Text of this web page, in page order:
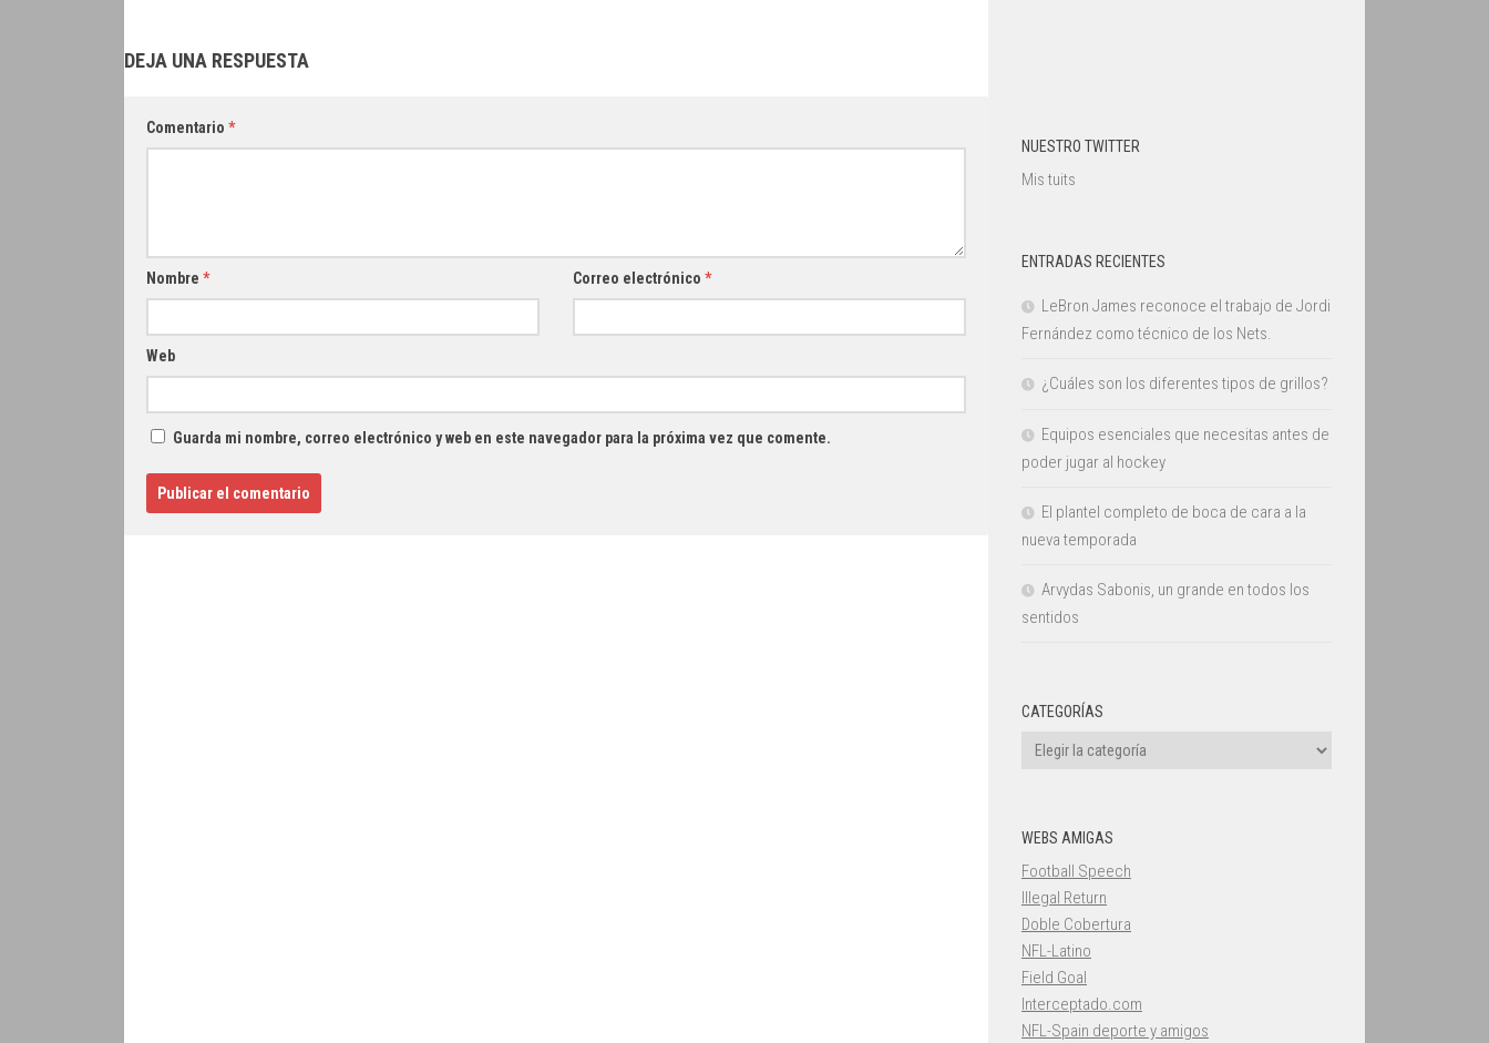
DEJA UNA RESPUESTA
Comentario *
Nombre * Correo electrónico *
Web
Guarda mi nombre, correo electrónico y web en este navegador para la próxima vez que comente.
NUESTRO TWITTER
Mis tuits
ENTRADAS RECIENTES
LeBron James reconoce el trabajo de Jordi
Fernández como técnico de los Nets.
¿Cuáles son los diferentes tipos de grillos?
Equipos esenciales que necesitas antes de
poder jugar al hockey
El plantel completo de boca de cara a la
nueva temporada
Arvydas Sabonis, un grande en todos los
sentidos
CATEGORÍAS
Categorías
WEBS AMIGAS
Football Speech
Illegal Return
Doble Cobertura
NFL-Latino
Field Goal
Interceptado.com
NFL-Spain deporte y amigos